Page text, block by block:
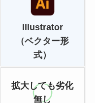
Illustrator
（ベクター形
式）
拡大しても劣化
無し